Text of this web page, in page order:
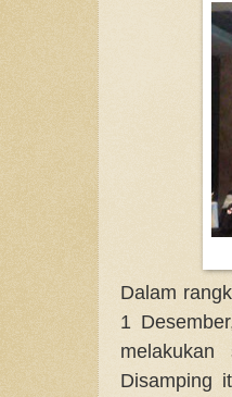
Dalam
1
melakukan
Disamping